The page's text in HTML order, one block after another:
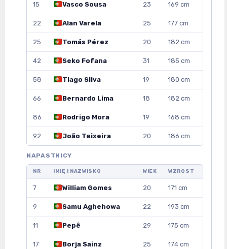
15 Vasco Sousa 23 169 cm
22 Alan Varela 25 177 cm
25 Tomás Pérez 20 182 cm
42 Seko Fofana 31 185 cm
58 Tiago Silva 19 180 cm
66 Bernardo Lima 18 182 cm
86 Rodrigo Mora 19 168 cm
92 João Teixeira 20 186 cm
NAPASTNICY
NR IMIĘ I NAZWISKO WIEK WZROST
7 William Gomes 20 171 cm
9 Samu Aghehowa 22 193 cm
11 Pepê 29 175 cm
17 Borja Sainz 25 174 cm